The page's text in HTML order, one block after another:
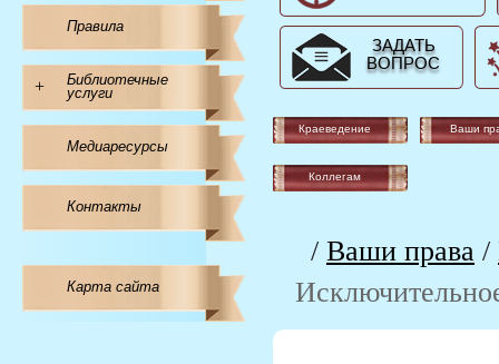
Правила
+
Библиотечные
услуги
Медиаресурсы
Контакты
Карта сайта
ЗАДАТЬ
ВОПРОС
Краеведение Ваши
Коллегам
/ Ваши права /